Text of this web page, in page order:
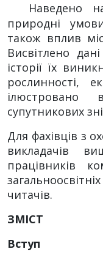
Наведено
природні
також вплив
Висвітлено
історії їх
рослинності,
ілюстровано
супутникових
Для фахівців з
викладачів
працівників
читачів.
ЗМІСТ
Вступ